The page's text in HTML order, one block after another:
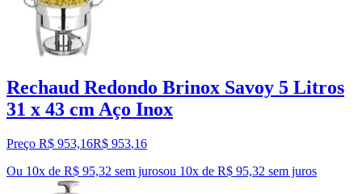
Rechaud Redondo Brinox Savoy 5 Litros
31 x 43 cm Aço Inox
Preço R$ 953,16R$ 953,16
Ou 10x de R$ 95,32 sem jurosou 10x de R$ 95,32 sem juros